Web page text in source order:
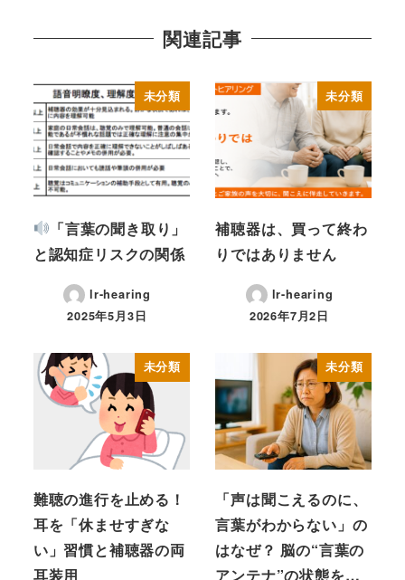
関連記事
未分類
「言葉の聞き取り」
と認知症リスクの関係
lr-hearing
2025年5月3日
未分類
補聴器は、買って終わ
りではありません
lr-hearing
2026年7月2日
未分類
難聴の進行を止める！
耳を「休ませすぎな
い」習慣と補聴器の両
耳装用
未分類
「声は聞こえるのに、
言葉がわからない」の
はなぜ？ 脳の“言葉の
アンテナ”の状態を…